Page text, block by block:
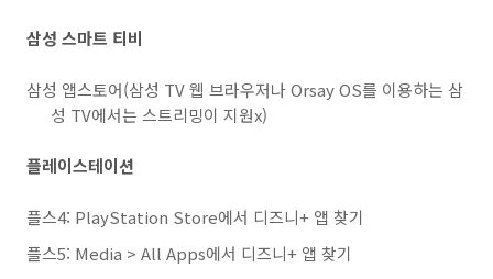
삼성 스마트 티비
삼성 앱스토어(삼성 TV 웹 브라우저나 Orsay OS를 이용하는 삼
성 TV에서는 스트리밍이 지원x)
플레이스테이션
플스4: PlayStation Store에서 디즈니+ 앱 찾기
플스5: Media > All Apps에서 디즈니+ 앱 찾기